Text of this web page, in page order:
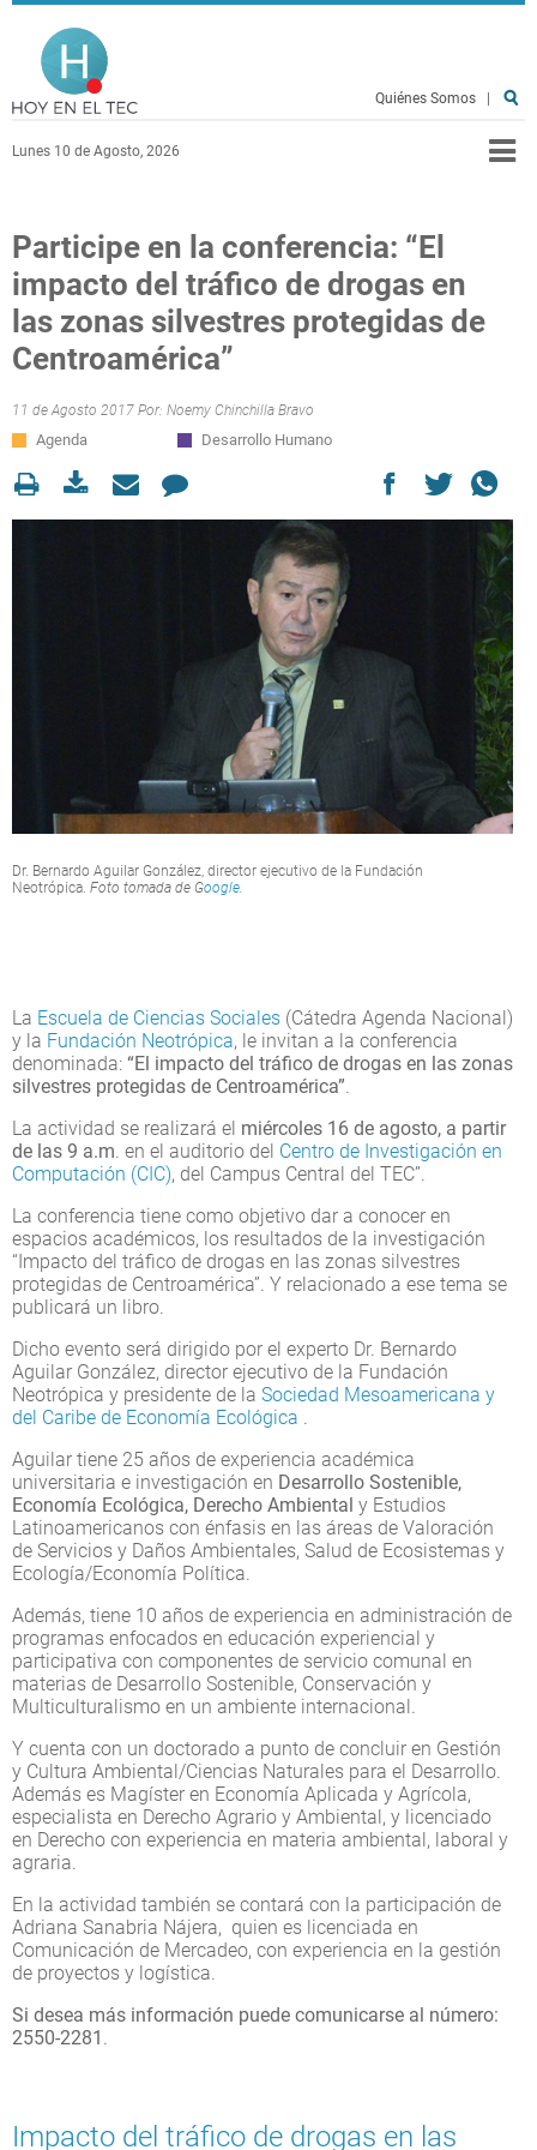
Pasar al contenido principal
Lunes 10 de Agosto, 2026
Quiénes Somos
Participe en la conferencia: “El
impacto del tráfico de drogas en
las zonas silvestres protegidas de
Centroamérica”
11 de Agosto 2017 Por: Noemy Chinchilla Bravo
Agenda Desarrollo Humano
Dr. Bernardo Aguilar González, director ejecutivo de la Fundación
Neotrópica. Foto tomada de Google.
La Escuela de Ciencias Sociales (Cátedra Agenda Nacional)
y la Fundación Neotrópica, le invitan a la conferencia
denominada: “El impacto del tráfico de drogas en las zonas
silvestres protegidas de Centroamérica”.
La actividad se realizará el miércoles 16 de agosto, a partir
de las 9 a.m. en el auditorio del Centro de Investigación en
Computación (CIC), del Campus Central del TEC”.
La conferencia tiene como objetivo dar a conocer en
espacios académicos, los resultados de la investigación
“Impacto del tráfico de drogas en las zonas silvestres
protegidas de Centroamérica”. Y relacionado a ese tema se
publicará un libro.
Dicho evento será dirigido por el experto Dr. Bernardo
Aguilar González, director ejecutivo de la Fundación
Neotrópica y presidente de la Sociedad Mesoamericana y
del Caribe de Economía Ecológica .
Aguilar tiene 25 años de experiencia académica
universitaria e investigación en Desarrollo Sostenible,
Economía Ecológica, Derecho Ambiental y Estudios
Latinoamericanos con énfasis en las áreas de Valoración
de Servicios y Daños Ambientales, Salud de Ecosistemas y
Ecología/Economía Política.
Además, tiene 10 años de experiencia en administración de
programas enfocados en educación experiencial y
participativa con componentes de servicio comunal en
materias de Desarrollo Sostenible, Conservación y
Multiculturalismo en un ambiente internacional.
Y cuenta con un doctorado a punto de concluir en Gestión
y Cultura Ambiental/Ciencias Naturales para el Desarrollo.
Además es Magíster en Economía Aplicada y Agrícola,
especialista en Derecho Agrario y Ambiental, y licenciado
en Derecho con experiencia en materia ambiental, laboral y
agraria.
En la actividad también se contará con la participación de
Adriana Sanabria Nájera, quien es licenciada en
Comunicación de Mercadeo, con experiencia en la gestión
de proyectos y logística.
Si desea más información puede comunicarse al número:
2550-2281 .
Impacto del tráfico de drogas en las